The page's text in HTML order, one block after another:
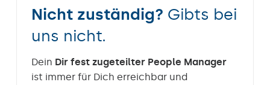
Nicht zuständig? Gibts bei
uns nicht.
Dein Dir fest zugeteilter People Manager
ist immer für Dich erreichbar und